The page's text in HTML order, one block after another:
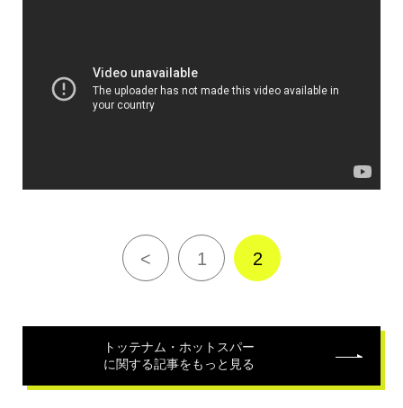
< 1 2
トッテナム・ホットスパー
に関する記事をもっと見る